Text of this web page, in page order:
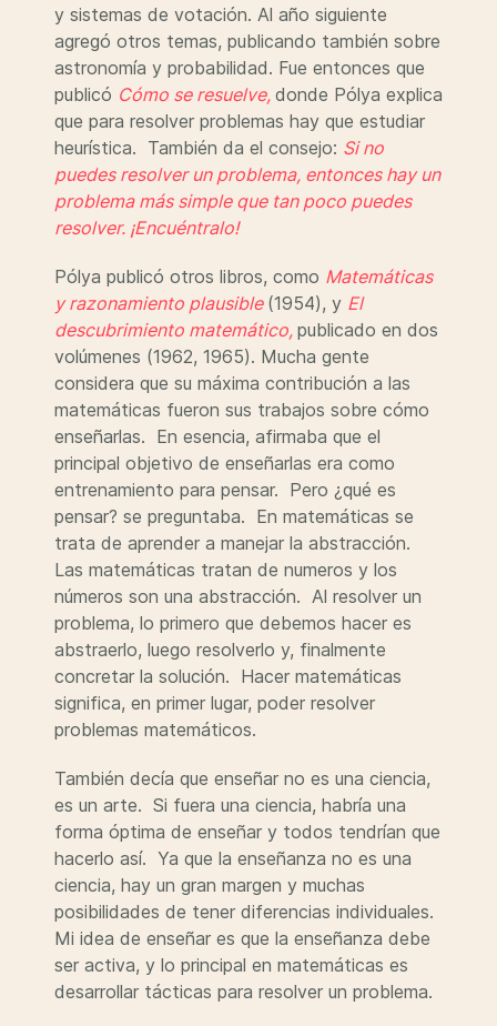
y sistemas de votación. Al año siguiente
agregó otros temas, publicando también sobre
astronomía y probabilidad. Fue entonces que
publicó Cómo se resuelve, donde Pólya explica
que para resolver problemas hay que estudiar
heurística. También da el consejo: Si no
puedes resolver un problema, entonces hay un
problema más simple que tan poco puedes
resolver. ¡Encuéntralo!
Pólya publicó otros libros, como Matemáticas
y razonamiento plausible (1954), y El
descubrimiento matemático, publicado en dos
volúmenes (1962, 1965). Mucha gente
considera que su máxima contribución a las
matemáticas fueron sus trabajos sobre cómo
enseñarlas. En esencia, afirmaba que el
principal objetivo de enseñarlas era como
entrenamiento para pensar. Pero ¿qué es
pensar? se preguntaba. En matemáticas se
trata de aprender a manejar la abstracción.
Las matemáticas tratan de numeros y los
números son una abstracción. Al resolver un
problema, lo primero que debemos hacer es
abstraerlo, luego resolverlo y, finalmente
concretar la solución. Hacer matemáticas
significa, en primer lugar, poder resolver
problemas matemáticos.
También decía que enseñar no es una ciencia,
es un arte. Si fuera una ciencia, habría una
forma óptima de enseñar y todos tendrían que
hacerlo así. Ya que la enseñanza no es una
ciencia, hay un gran margen y muchas
posibilidades de tener diferencias individuales.
Mi idea de enseñar es que la enseñanza debe
ser activa, y lo principal en matemáticas es
desarrollar tácticas para resolver un problema.